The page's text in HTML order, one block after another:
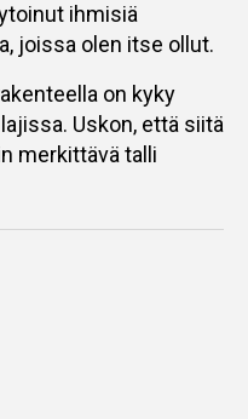
ihmisiä
joissa olen itse ollut.
on kyky
Uskon, että siitä
merkittävä talli